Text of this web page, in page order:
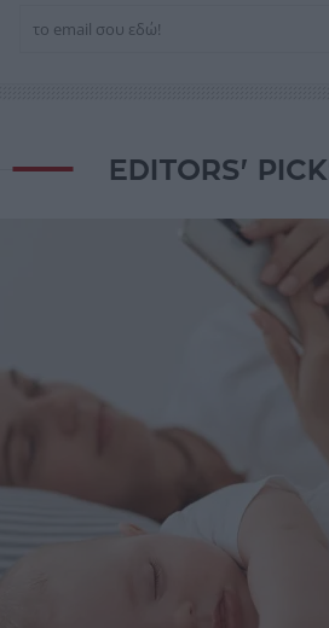
EDITORS'